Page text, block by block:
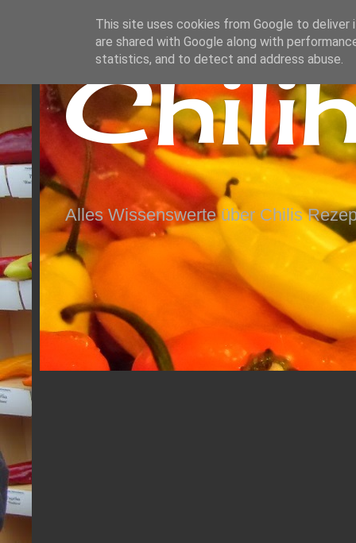
Alles Wissenswerte über Chilis
This site uses cookies from Google to deliver
are shared with Google along with
statistics, and to detect and address abuse.